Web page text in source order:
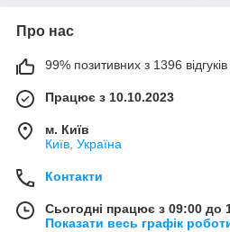
Про нас
99% позитивних з 1396 відгуків
Працює з 10.10.2023
м. Київ
Київ, Україна
Контакти
Сьогодні працює з 09:00 до
Показати весь графік